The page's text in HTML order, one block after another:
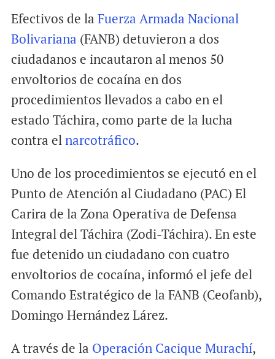
Efectivos de la Fuerza Armada Nacional
Bolivariana (FANB) detuvieron a dos
ciudadanos e incautaron al menos 50
envoltorios de cocaína en dos
procedimientos llevados a cabo en el
estado Táchira, como parte de la lucha
contra elnarcotráfico.
Uno de los procedimientos se ejecutó en el
Punto de Atención al Ciudadano (PAC) El
Carira de la Zona Operativa de Defensa
Integral del Táchira (Zodi-Táchira). En este
fue detenido un ciudadano con cuatro
envoltorios de cocaína, informó el jefe del
Comando Estratégico de la FANB (Ceofanb),
Domingo Hernández Lárez.
A través de la Operación Cacique Murachí,